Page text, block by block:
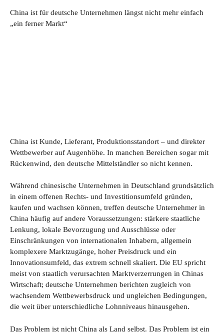
China ist für deutsche Unternehmen längst nicht mehr einfach
„ein ferner Markt“
China ist Kunde, Lieferant, Produktionsstandort – und direkter
Wettbewerber auf Augenhöhe. In manchen Bereichen sogar mit
Rückenwind, den deutsche Mittelständler so nicht kennen.
Während chinesische Unternehmen in Deutschland grundsätzlich
in einem offenen Rechts- und Investitionsumfeld gründen,
kaufen und wachsen können, treffen deutsche Unternehmer in
China häufig auf andere Voraussetzungen: stärkere staatliche
Lenkung, lokale Bevorzugung und Ausschlüsse oder
Einschränkungen von internationalen Inhabern, allgemein
komplexere Marktzugänge, hoher Preisdruck und ein
Innovationsumfeld, das extrem schnell skaliert. Die EU spricht
meist von staatlich verursachten Marktverzerrungen in Chinas
Wirtschaft; deutsche Unternehmen berichten zugleich von
wachsendem Wettbewerbsdruck und ungleichen Bedingungen,
die weit über unterschiedliche Lohnniveaus hinausgehen.
Das Problem ist nicht China als Land selbst. Das Problem ist ein